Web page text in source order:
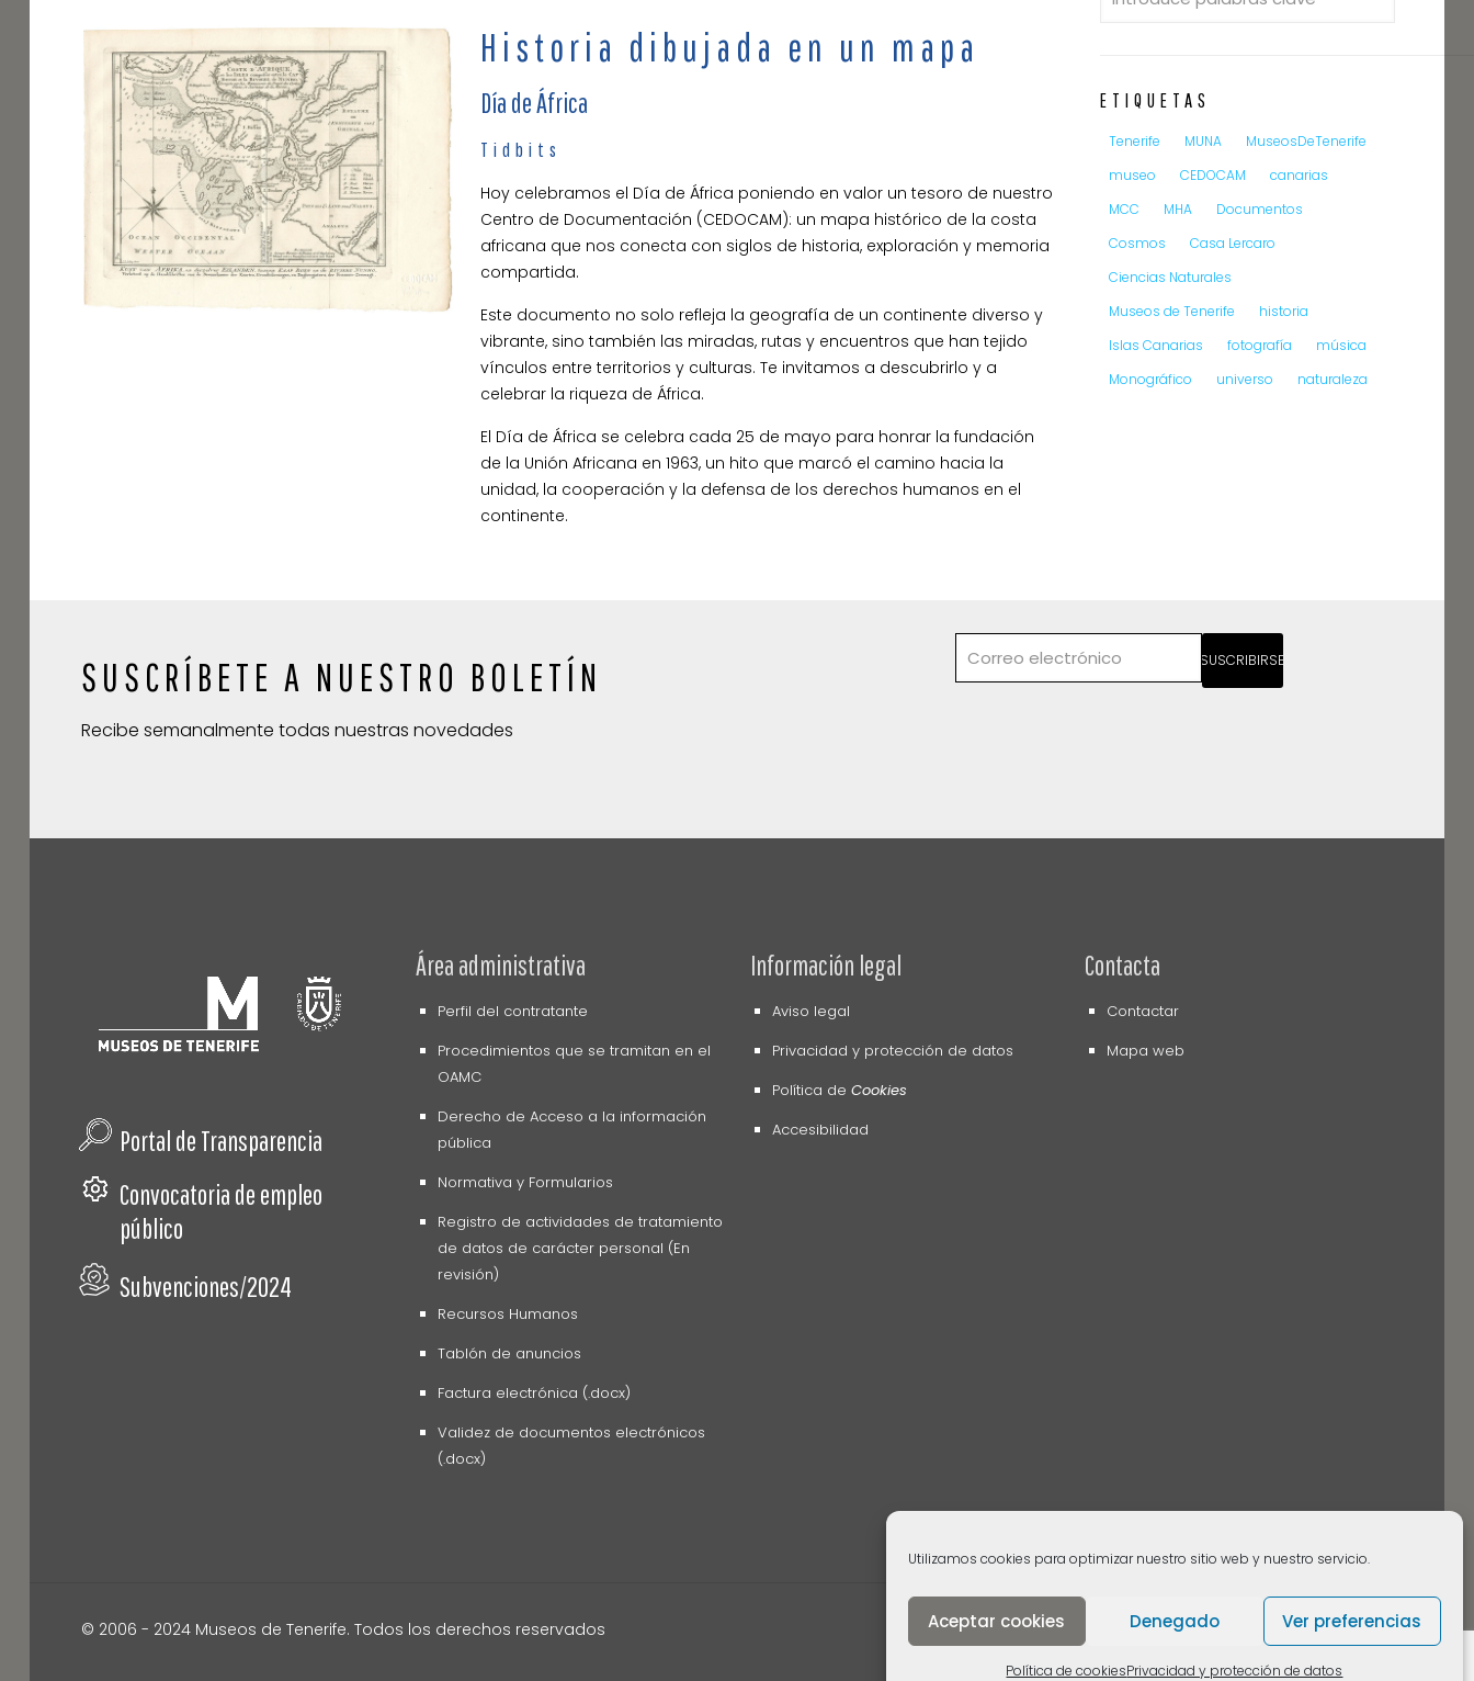
Utilizamos cookies para optimizar nuestro sitio web y nuestro servicio.
Aceptar cookies Denegado Ver preferencias
Política de cookiesPrivacidad y protección de datos
Historia dibujada en un mapa
Día de África
Tidbits
Hoy celebramos el Día de África poniendo en valor un tesoro de nuestro
Centro de Documentación (CEDOCAM): un mapa histórico de la costa
africana que nos conecta con siglos de historia, exploración y memoria
compartida.
Este documento no solo refleja la geografía de un continente diverso y
vibrante, sino también las miradas, rutas y encuentros que han tejido
vínculos entre territorios y culturas. Te invitamos a descubrirlo y a
celebrar la riqueza de África.
El Día de África se celebra cada 25 de mayo para honrar la fundación
de la Unión Africana en 1963, un hito que marcó el camino hacia la
unidad, la cooperación y la defensa de los derechos humanos en el
continente.
ETIQUETAS
Tenerife MUNA
MuseosDeTenerife
museo
CEDOCAM
canarias
MCC
MHA
Documentos
Cosmos
Casa Lercaro
Ciencias Naturales
Museos de Tenerife
historia
Islas Canarias
fotografía
música
Monográfico
universo naturaleza
SUSCRÍBETE A NUESTRO BOLETÍN
Recibe semanalmente todas nuestras novedades
SUSCRIBIRSE
Portal de Transparencia
Convocatoria de empleo
público
Subvenciones/2024
Área administrativa
Perfil del contratante
Procedimientos que se tramitan en el
OAMC
Derecho de Acceso a la información
pública
Normativa y Formularios
Registro de actividades de tratamiento
de datos de carácter personal (En
revisión)
Recursos Humanos
Tablón de anuncios
Factura electrónica (.docx)
Validez de documentos electrónicos
(.docx)
Información legal
Aviso legal
Privacidad y protección de datos
Política de Cookies
Accesibilidad
Contacta
Contactar
Mapa web
© 2006 - 2024 Museos de Tenerife. Todos los derechos reservados